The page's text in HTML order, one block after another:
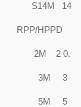
S14M 14
RPP/HPPD
2M 2 0.
3M 3
5M 5